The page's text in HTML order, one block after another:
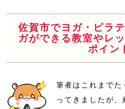
佐賀市でヨガ・ピラ
ガができる教室やレ
ポイン
筆者はこれまでた
ってきましたが、